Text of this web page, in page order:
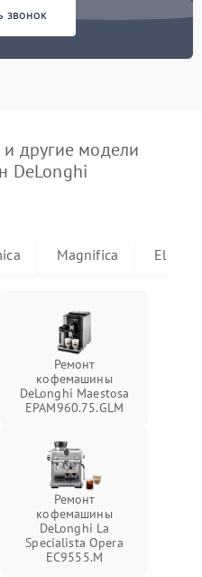
звонок
другие модели
DeLonghi
Magnifica Eletta
Ремонт
кофемашины
DeLonghi Maestosa
EPAM960.75.GLM
Ремонт
кофемашины
DeLonghi La
Specialista Opera
EC9555.M